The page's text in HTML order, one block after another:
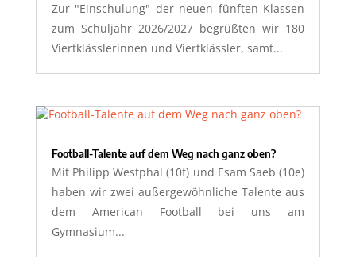
Zur "Einschulung" der neuen fünften Klassen
zum Schuljahr 2026/2027 begrüßten wir 180
Viertklässlerinnen und Viertklässler, samt...
Football-Talente auf dem Weg nach ganz oben?
Mit Philipp Westphal (10f) und Esam Saeb (10e)
haben wir zwei außergewöhnliche Talente aus
dem American Football bei uns am
Gymnasium...